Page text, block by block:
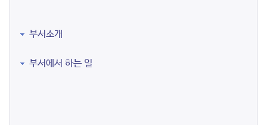
부서소개
부서에서 하는 일